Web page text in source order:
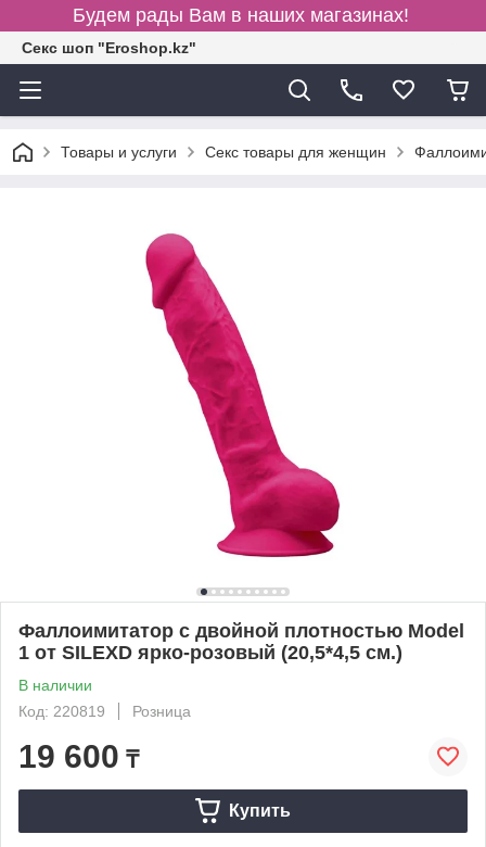
Будем рады Вам в наших магазинах!
Секс шоп "Eroshop.kz"
Товары и услуги Секс товары для женщин
Фаллоимитатор с двойной плотностью Model
1 от SILEXD ярко-розовый (20,5*4,5 см.)
В наличии
Код: 220819
Розница
19 600 ₸
Купить